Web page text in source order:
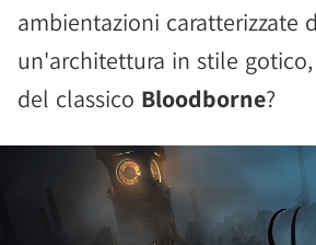
ambientazioni caratterizzate
un'architettura in stile
del classico Bloodborne?